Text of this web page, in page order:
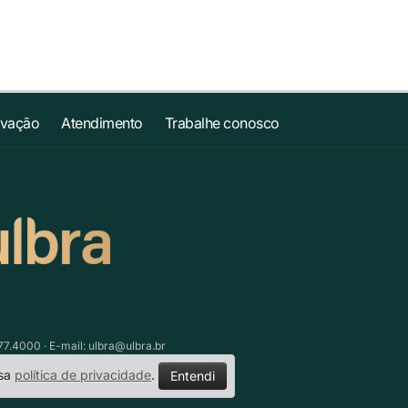
Atendimento Trabalhe conosco
· E-mail: ulbra@ulbra.br
política de privacidade. Entendi